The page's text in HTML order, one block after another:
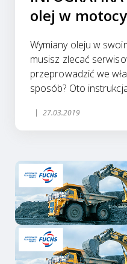
olej w
Wymiany oleju w
musisz zlecać
przeprowadzić we
sposób? Oto
27.03.2019